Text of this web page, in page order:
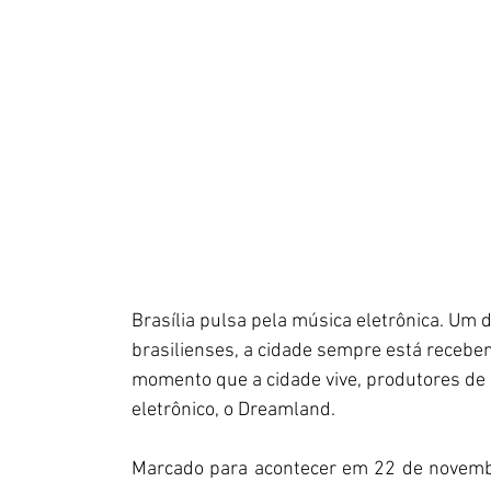
Brasília pulsa pela música eletrônica. Um
brasilienses, a cidade sempre está
momento que a cidade vive, produtores
eletrônico, o Dreamland.
Marcado para acontecer em 22 de